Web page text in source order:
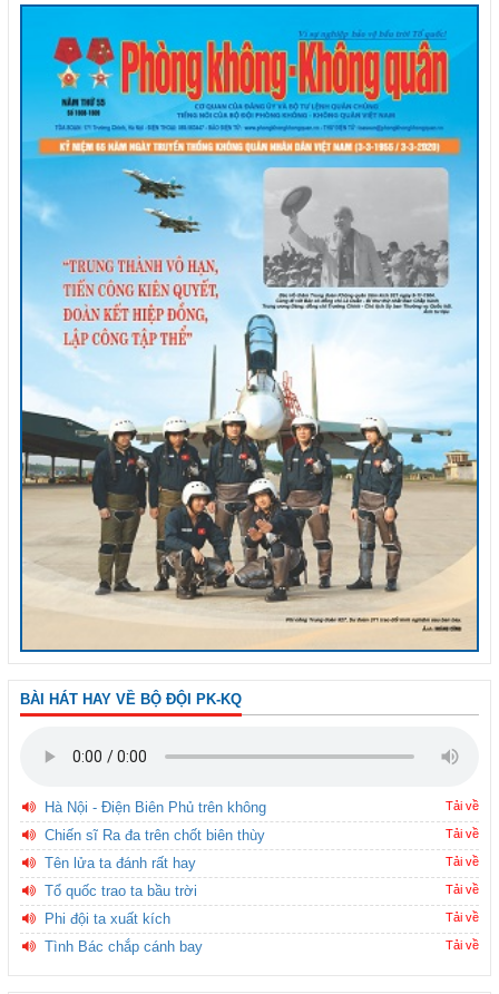
BÀI HÁT HAY VỀ BỘ ĐỘI PK-KQ
Hà Nội - Điện Biên Phủ trên không Tải về
Chiến sĩ Ra đa trên chốt biên thùy Tải về
Tên lửa ta đánh rất hay Tải về
Tổ quốc trao ta bầu trời Tải về
Phi đội ta xuất kích Tải về
Tình Bác chắp cánh bay Tải về